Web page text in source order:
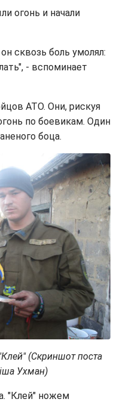
огонь и начали
сквозь боль умолял:
- вспоминает
АТО. Они, рискуя
по боевикам. Один
боца.
(Скриншот поста
Ухман)
"Клей" ножем